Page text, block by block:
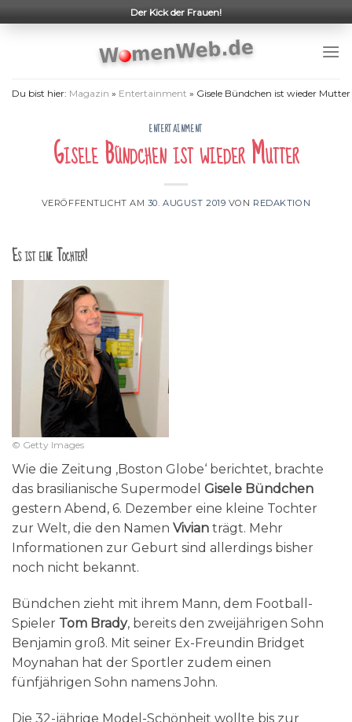
to
Der Kick der Frauen!
Du bist hier: Magazin » Entertainment » Gisele Bündchen ist wieder Mutter
ENTERTAINMENT
Gisele Bündchen ist wieder Mutter
VERÖFFENTLICHT AM 30. AUGUST 2019 VON REDAKTION
Es ist eine Tochter!
© Getty Images
Wie die Zeitung ‚Boston Globe‘ berichtet, brachte
das brasilianische Supermodel Gisele Bündchen
gestern Abend, 6. Dezember eine kleine Tochter
zur Welt, die den Namen Vivian trägt. Mehr
Informationen zur Geburt sind allerdings bisher
noch nicht bekannt.
Bündchen zieht mit ihrem Mann, dem Football-
Spieler Tom Brady, bereits den zweijährigen Sohn
Benjamin groß. Mit seiner Ex-Freundin Bridget
Moynahan hat der Sportler zudem einen
fünfjährigen Sohn namens John.
Die 32-jährige Model-Schönheit wollte bis zur